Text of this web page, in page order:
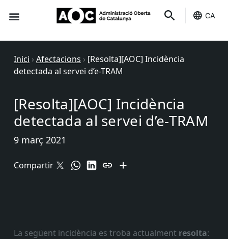
CA
Inici › Afectacions › [Resolta][AOC] Incidència
detectada al servei d’e-TRAM
[Resolta][AOC] Incidència
detectada al servei d’e-TRAM
9 març 2021
Compartir
La següent incidència es troba actualment resolta: